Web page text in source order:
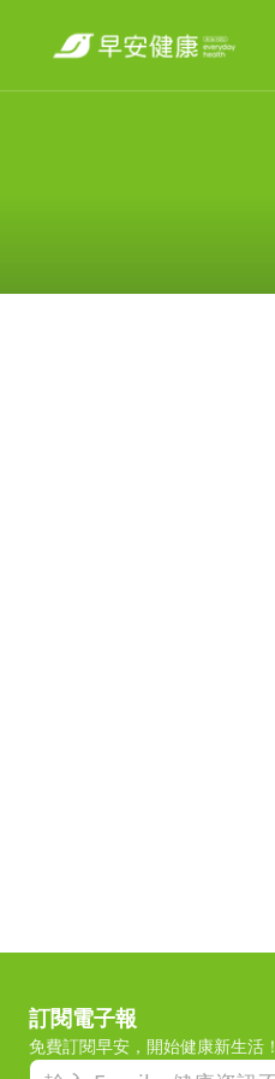
訂閱電子報
免費訂閱早安，開始健康新生活！